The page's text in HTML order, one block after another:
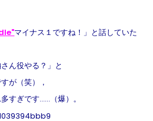
マイナス１ですね！」と話していた
ん役やる？」と
が（笑），
すぎです……（爆）。